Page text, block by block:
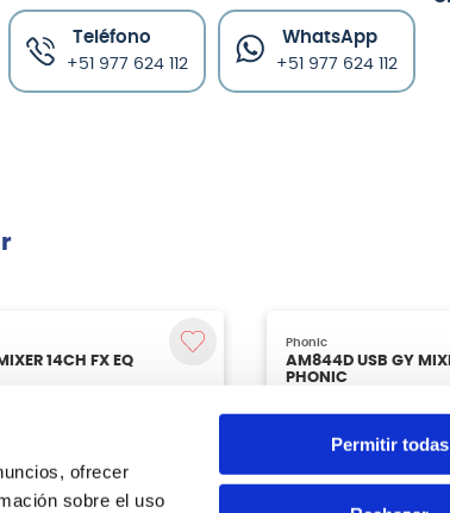
ofrecer
sobre el uso
Permitir todas
Teléfono
+51 977 624 112
WhatsApp
+51 977 624 112